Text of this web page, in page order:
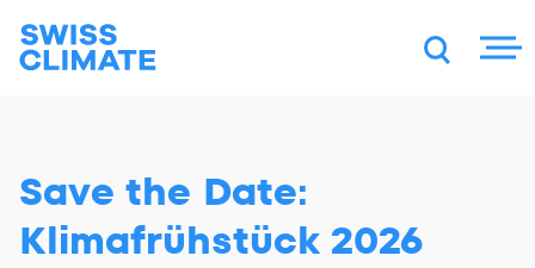
DE FR EN
Save the Date:
Klimafrühstück 2026